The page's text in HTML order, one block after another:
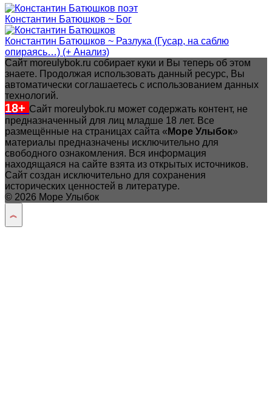
Константин Батюшков ~ Бог
Константин Батюшков ~ Разлука (Гусар, на саблю
опираясь…) (+ Анализ)
Сайт moreulybok.ru собирает куки и Вы теперь об этом
знаете. Продолжая использовать данный ресурс, Вы
автоматически соглашаетесь с использованием данных
технологий.
18+ Сайт moreulybok.ru может содержать контент, не
предназначенный для лиц младше 18 лет. Все
размещённые на страницах сайта « Море Улыбок»
материалы предназначены исключительно для
свободного ознакомления. Вся информация
находящаяся на сайте взята из открытых источников.
Сайт создан исключительно для сохранения
исторических ценностей в литературе.
© 2026 Море Улыбок